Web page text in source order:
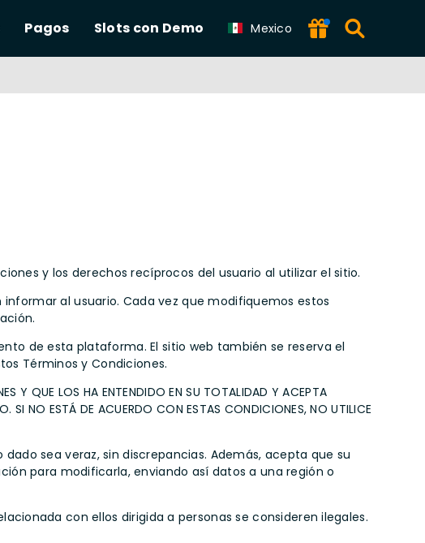
Pagos Slots con Demo Mexico
y los derechos recíprocos del usuario al utilizar el sitio.
al usuario. Cada vez que modifiquemos estos
de esta plataforma. El sitio web también se reserva el
Términos y Condiciones.
Y QUE LOS HA ENTENDIDO EN SU TOTALIDAD Y ACEPTA
SI NO ESTÁ DE ACUERDO CON ESTAS CONDICIONES, NO UTILICE
sea veraz, sin discrepancias. Además, acepta que su
para modificarla, enviando así datos a una región o
con ellos dirigida a personas se consideren ilegales.